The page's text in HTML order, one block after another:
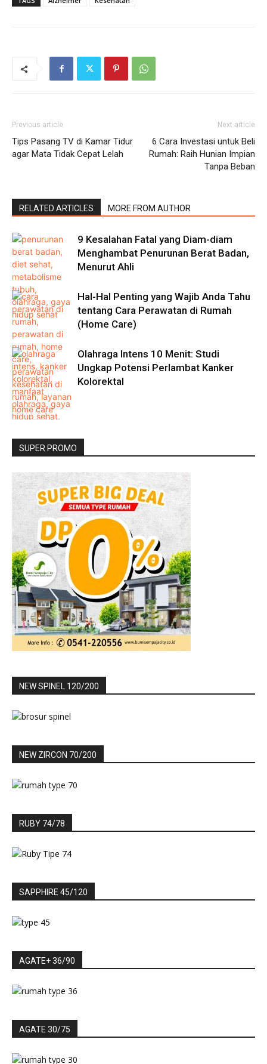
Previous article
Tips Pasang TV di Kamar Tidur
agar Mata Tidak Cepat Lelah
Next article
6 Cara Investasi untuk Beli
Rumah: Raih Hunian Impian
Tanpa Beban
RELATED ARTICLES MORE FROM AUTHOR
9 Kesalahan Fatal yang Diam-diam
Menghambat Penurunan Berat Badan,
Menurut Ahli
Hal-Hal Penting yang Wajib Anda Tahu
tentang Cara Perawatan di Rumah
(Home Care)
Olahraga Intens 10 Menit: Studi
Ungkap Potensi Perlambat Kanker
Kolorektal
SUPER PROMO
NEW SPINEL 120/200
NEW ZIRCON 70/200
RUBY 74/78
SAPPHIRE 45/120
AGATE+ 36/90
AGATE 30/75